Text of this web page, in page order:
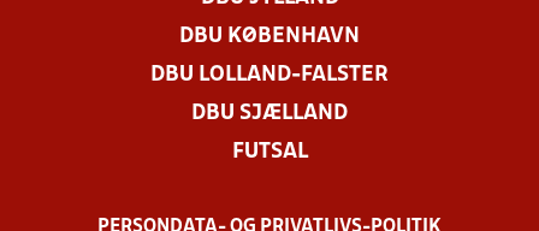
DBU KØBENHAVN
DBU LOLLAND-FALSTER
DBU SJÆLLAND
FUTSAL